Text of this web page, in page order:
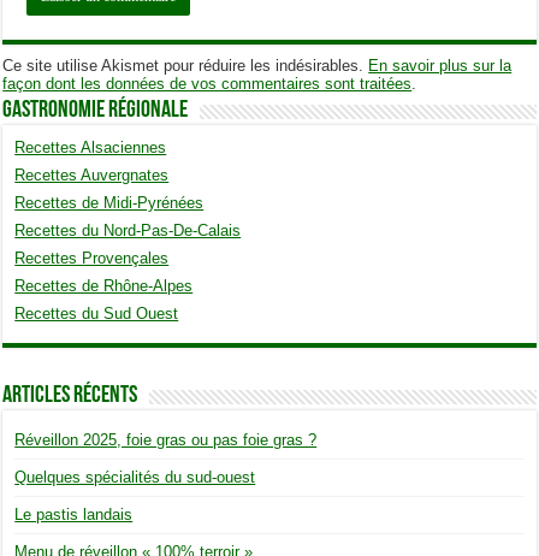
Ce site utilise Akismet pour réduire les indésirables.
En savoir plus sur la
façon dont les données de vos commentaires sont traitées
Gastronomie Régionale
Recettes Alsaciennes
Recettes Auvergnates
Recettes de Midi-Pyrénées
Recettes du Nord-Pas-De-Calais
Recettes Provençales
Recettes de Rhône-Alpes
Recettes du Sud Ouest
Articles Récents
Réveillon 2025, foie gras ou pas foie gras ?
Quelques spécialités du sud-ouest
Le pastis landais
Menu de réveillon « 100% terroir »